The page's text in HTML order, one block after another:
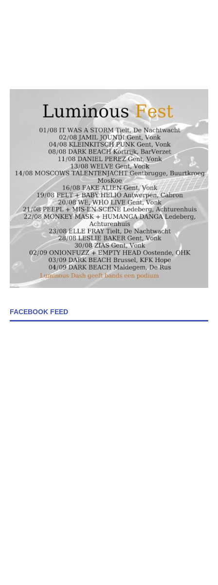
FACEBOOK FEED